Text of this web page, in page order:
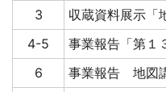
3
収蔵資料展示「
4-5
事業報告「第１
6
事業報告 地図